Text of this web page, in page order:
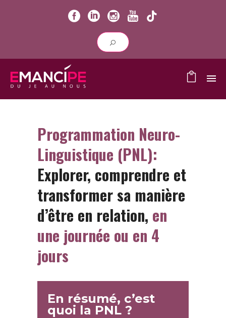
Programmation Neuro-
Linguistique (PNL):
Explorer, comprendre et
transformer sa manière
d’être en relation, en
une journée ou en 4
jours
En résumé, c’est
quoi la PNL ?